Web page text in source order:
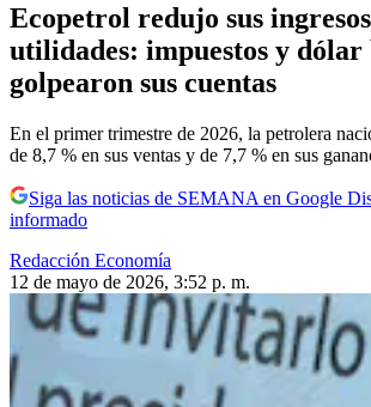
Ecopetrol redujo sus
utilidades: impuestos y dólar
golpearon sus cuentas
En el primer trimestre de 2026, la petrolera
de 8,7 % en sus ventas y de 7,7 % en sus
Siga las noticias de SEMANA en Google
informado
Redacción Economía
12 de mayo de 2026, 3:52 p. m.